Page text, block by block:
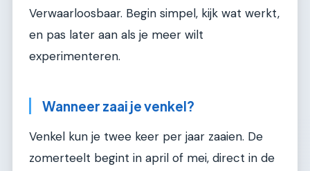
Verwaarloosbaar. Begin simpel, kijk wat werkt,
en pas later aan als je meer wilt
experimenteren.
Wanneer zaai je venkel?
Venkel kun je twee keer per jaar zaaien. De
zomerteelt begint in april of mei, direct in de